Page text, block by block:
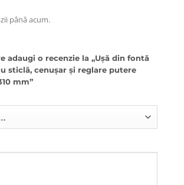
până acum.
adaugi o recenzie la „Ușă din fontă
sticlă, cenușar și reglare putere
mm”